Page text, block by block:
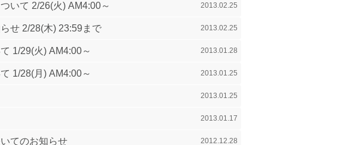
いて 2/26(火) AM4:00～ 2013.02.25
せ 2/28(木) 23:59まで 2013.02.25
1/29(火) AM4:00～ 2013.01.28
1/28(月) AM4:00～ 2013.01.25
2013.01.25
2013.01.17
てのお知らせ 2012.12.28